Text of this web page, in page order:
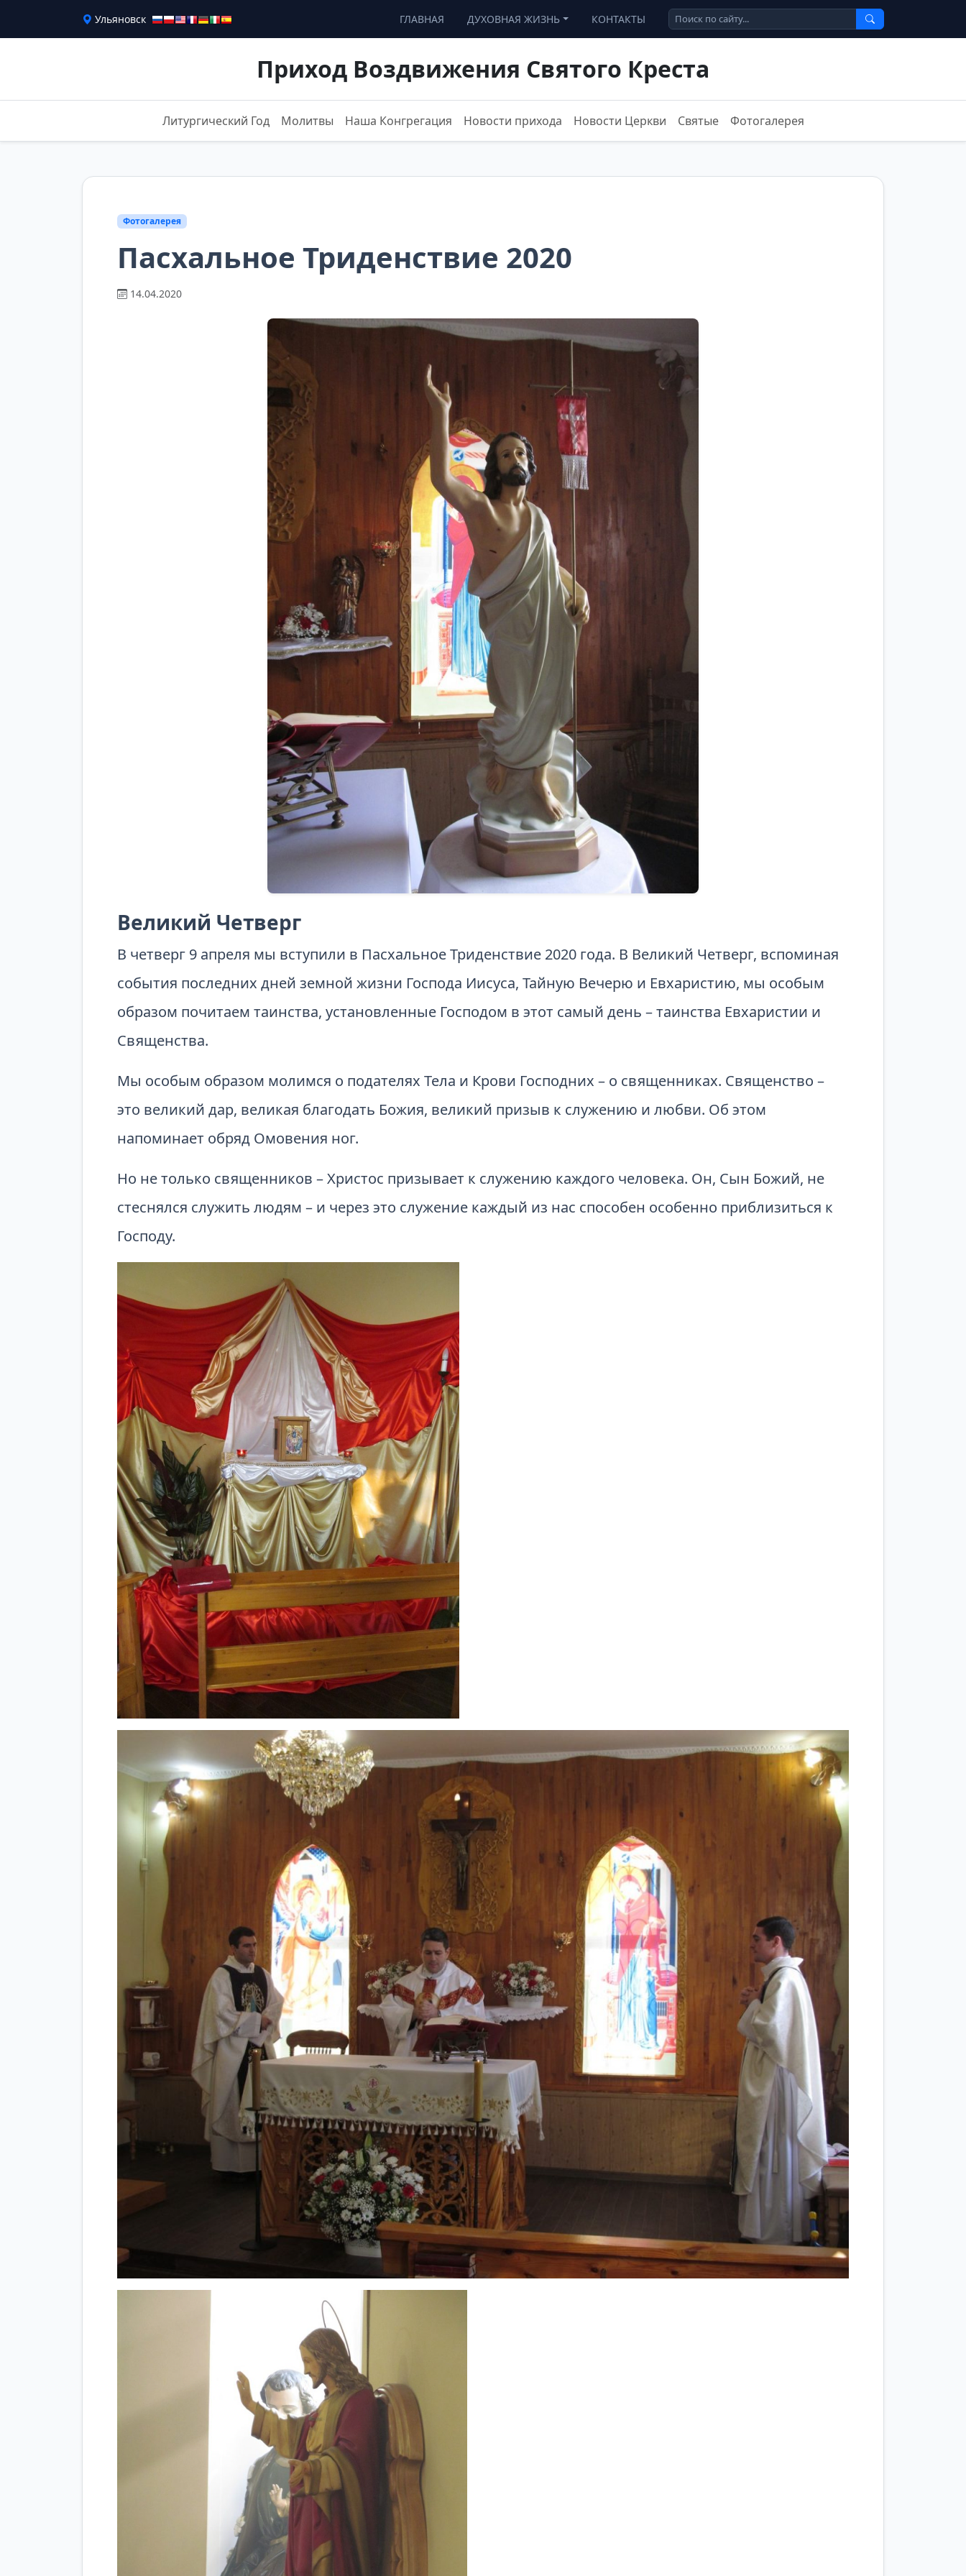
Ульяновск ГЛАВНАЯ ДУХОВНАЯ ЖИЗНЬ КОНТАКТЫ
Приход Воздвижения Святого Креста
Литургический Год Молитвы Наша Конгрегация Новости прихода Новости Церкви Святые Фотогалерея
Фотогалерея
Пасхальное Триденствие 2020
14.04.2020
Великий Четверг
В четверг 9 апреля мы вступили в Пасхальное Триденствие 2020 года. В Великий Четверг, вспоминая
события последних дней земной жизни Господа Иисуса, Тайную Вечерю и Евхаристию, мы особым
образом почитаем таинства, установленные Господом в этот самый день – таинства Евхаристии и
Священства.
Мы особым образом молимся о подателях Тела и Крови Господних – о священниках. Священство –
это великий дар, великая благодать Божия, великий призыв к служению и любви. Об этом
напоминает обряд Омовения ног.
Но не только священников – Христос призывает к служению каждого человека. Он, Сын Божий, не
стеснялся служить людям – и через это служение каждый из нас способен особенно приблизиться к
Господу.